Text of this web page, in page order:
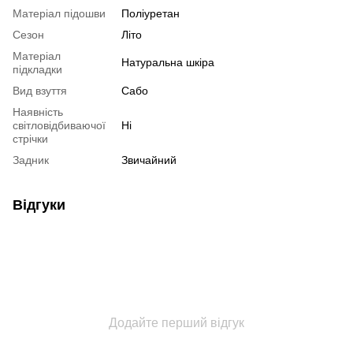
Матеріал підошви
Поліуретан
Сезон
Літо
Матеріал
підкладки
Натуральна шкіра
Вид взуття
Сабо
Наявність
світловідбиваючої
стрічки
Ні
Задник Звичайний
Відгуки
Додайте перший відгук